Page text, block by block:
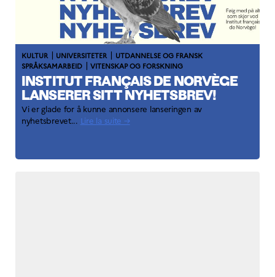
KULTUR | UNIVERSITETER | UTDANNELSE OG FRANSK
SPRÅKSAMARBEID |VITENSKAP OG FORSKNING
INSTITUT FRANÇAIS DE NORVÈGE
LANSERER SITT NYHETSBREV!
Vi er glade for å kunne annonsere lanseringen av
nyhetsbrevet... Lire la suite →